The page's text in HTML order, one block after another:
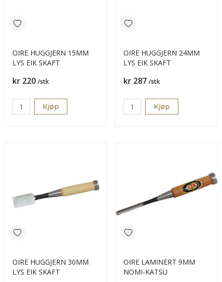
OIRE HUGGJERN 15MM
LYS EIK SKAFT
Pris
kr 220 /stk
Kjøp
OIRE HUGGJERN 24MM
LYS EIK SKAFT
Pris
kr 287 /stk
Kjøp
OIRE HUGGJERN 30MM
LYS EIK SKAFT
OIRE LAMINERT 9MM
NOMI-KATSU